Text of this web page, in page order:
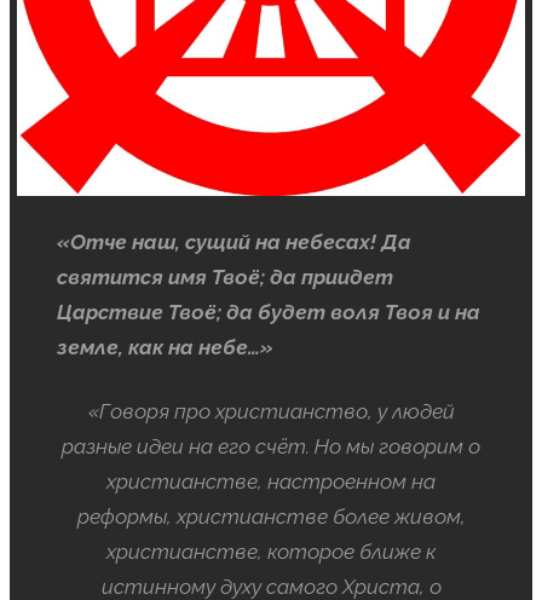
«Отче наш, сущий на небесах! Да
святится имя Твоё; да приидет
Царствие Твоё; да будет воля Твоя и на
земле, как на небе…»
«Говоря про христианство, у людей
разные идеи на его счёт. Но мы говорим о
христианстве, настроенном на
реформы, христианстве более живом,
христианстве, которое ближе к
истинному духу самого Христа, о